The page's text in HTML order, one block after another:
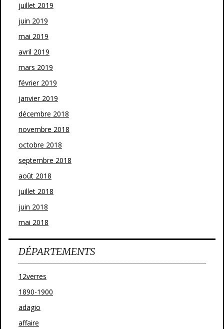
juillet 2019
juin 2019
mai 2019
avril 2019
mars 2019
février 2019
janvier 2019
décembre 2018
novembre 2018
octobre 2018
septembre 2018
août 2018
juillet 2018
juin 2018
mai 2018
DÉPARTEMENTS
12verres
1890-1900
adagio
affaire